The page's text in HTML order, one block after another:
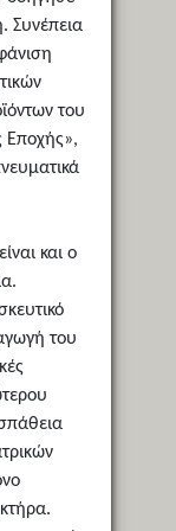
Συνέπεια
του
Εποχής»,
και ο
του